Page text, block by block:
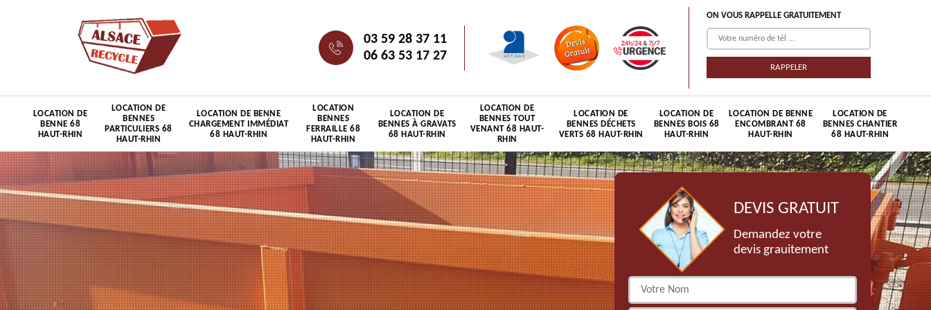
03 59 28 37 11
06 63 53 17 27
ON VOUS RAPPELLE GRATUITEMENT
LOCATION DE
BENNE 68
HAUT-RHIN
LOCATION DE
BENNES
PARTICULIERS 68
HAUT-RHIN
LOCATION DE BENNE
CHARGEMENT IMMÉDIAT
68 HAUT-RHIN
LOCATION
BENNES
FERRAILLE 68
HAUT-RHIN
LOCATION DE
BENNES À GRAVATS
68 HAUT-RHIN
LOCATION DE
BENNES TOUT
VENANT 68 HAUT-
RHIN
LOCATION DE
BENNES DÉCHETS
VERTS 68 HAUT-RHIN
LOCATION DE
BENNES BOIS 68
HAUT-RHIN
LOCATION DE BENNE
ENCOMBRANT 68
HAUT-RHIN
LOCATION DE
BENNES CHANTIER
68 HAUT-RHIN
DEVIS GRATUIT
Demandez votre
devis grauitement